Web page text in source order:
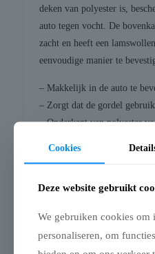
deken van polyester is,
auto tegen vocht. De
zacht en heeft een
eenvoudige manier te
– Makkelijk in de auto te
– Zorgt dat de gordel
– Onderkant van polyester
Gerelateerde
Cookies
Deze website gebruikt
We gebruiken cookies om
personaliseren, om